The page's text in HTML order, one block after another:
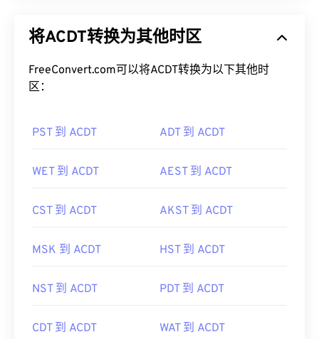
将ACDT转换为其他时区
FreeConvert.com可以将ACDT转换为以下其他时
区：
PST 到 ACDT ADT 到 ACDT
WET 到 ACDT AEST 到 ACDT
CST 到 ACDT AKST 到 ACDT
MSK 到 ACDT HST 到 ACDT
NST 到 ACDT PDT 到 ACDT
CDT 到 ACDT WAT 到 ACDT